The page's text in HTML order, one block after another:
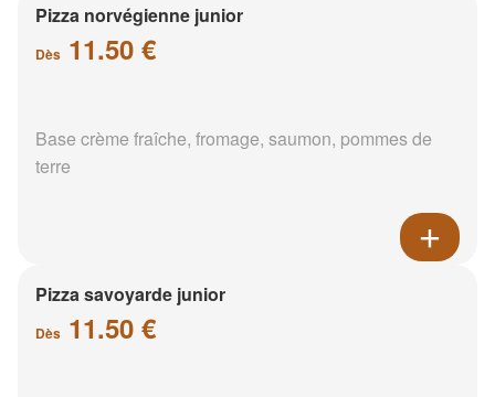
Pizza norvégienne junior
Dès 11.50 €
Base crème fraîche, fromage, saumon, pommes de
terre
Pizza savoyarde junior
Dès 11.50 €